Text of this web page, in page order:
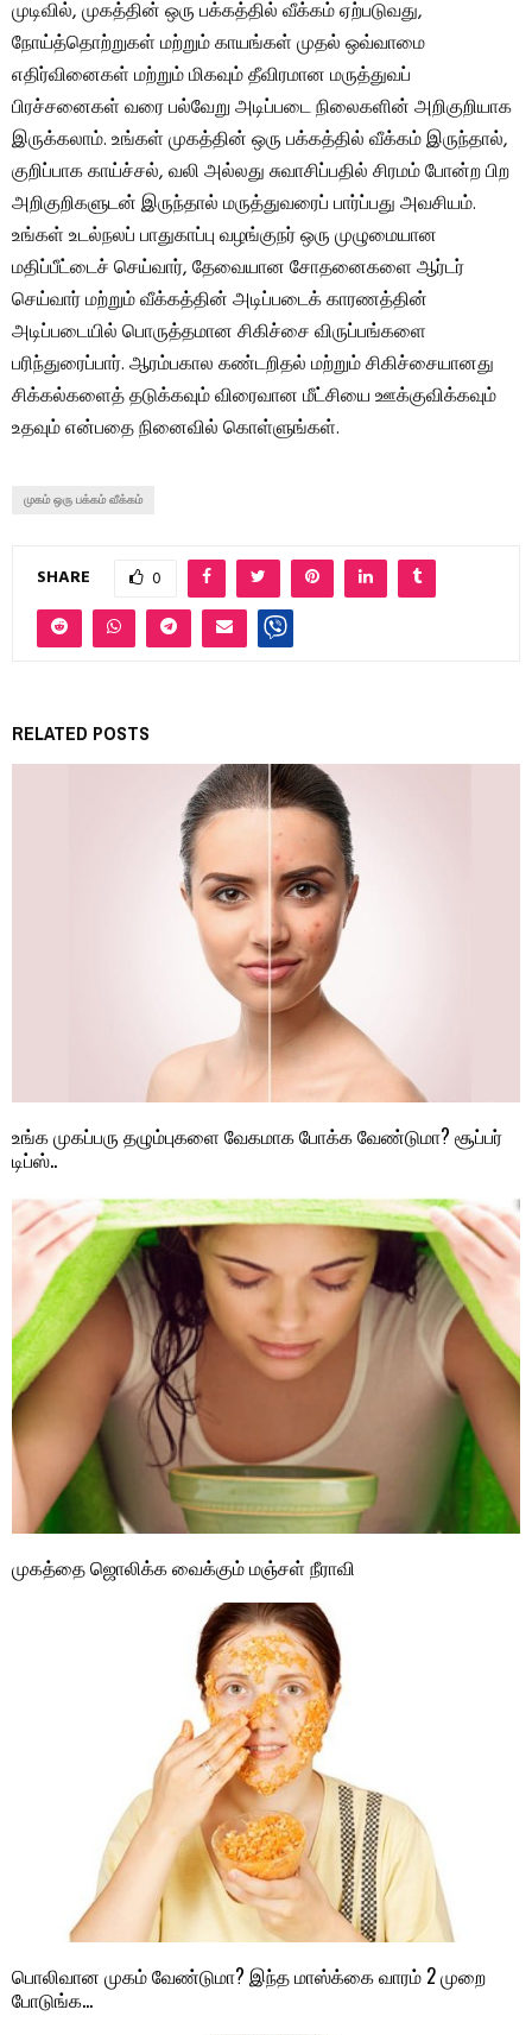
முடிவில், முகத்தின் ஒரு பக்கத்தில் வீக்கம் ஏற்படுவது,
நோய்த்தொற்றுகள் மற்றும் காயங்கள் முதல் ஒவ்வாமை
எதிர்வினைகள் மற்றும் மிகவும் தீவிரமான மருத்துவப்
பிரச்சனைகள் வரை பல்வேறு அடிப்படை நிலைகளின் அறிகுறியாக
இருக்கலாம். உங்கள் முகத்தின் ஒரு பக்கத்தில் வீக்கம் இருந்தால்,
குறிப்பாக காய்ச்சல், வலி ​​அல்லது சுவாசிப்பதில் சிரமம் போன்ற பிற
அறிகுறிகளுடன் இருந்தால் மருத்துவரைப் பார்ப்பது அவசியம்.
உங்கள் உடல்நலப் பாதுகாப்பு வழங்குநர் ஒரு முழுமையான
மதிப்பீட்டைச் செய்வார், தேவையான சோதனைகளை ஆர்டர்
செய்வார் மற்றும் வீக்கத்தின் அடிப்படைக் காரணத்தின்
அடிப்படையில் பொருத்தமான சிகிச்சை விருப்பங்களை
பரிந்துரைப்பார். ஆரம்பகால கண்டறிதல் மற்றும் சிகிச்சையானது
சிக்கல்களைத் தடுக்கவும் விரைவான மீட்சியை ஊக்குவிக்கவும்
உதவும் என்பதை நினைவில் கொள்ளுங்கள்.
முகம் ஒரு பக்கம் வீக்கம்
SHARE 0
RELATED POSTS
உங்க முகப்பரு தழும்புகளை வேகமாக போக்க வேண்டுமா? சூப்பர்
டிப்ஸ்..
முகத்தை ஜொலிக்க வைக்கும் மஞ்சள் நீராவி
பொலிவான முகம் வேண்டுமா? இந்த மாஸ்க்கை வாரம் 2 முறை
போடுங்க…